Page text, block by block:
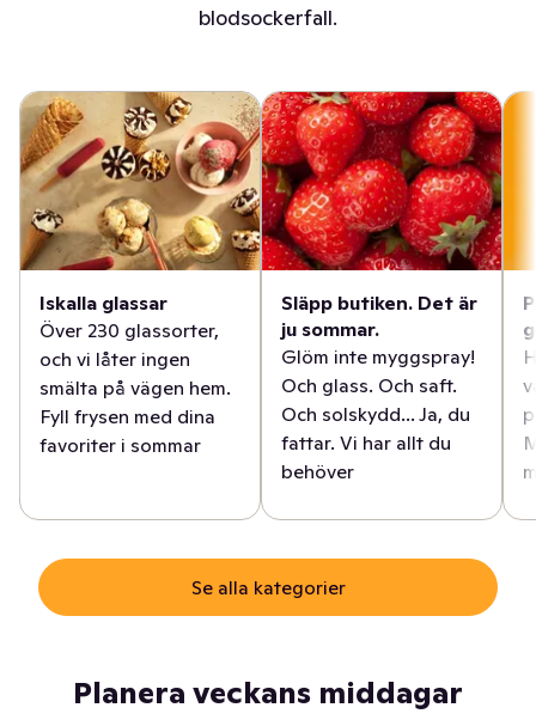
blodsockerfall.
Iskalla glassar
Över 230 glassorter,
och vi låter ingen
smälta på vägen hem.
Fyll frysen med dina
favoriter i sommar
Släpp butiken. Det är
ju sommar.
Glöm inte myggspray!
Och glass. Och saft.
Och solskydd... Ja, du
fattar. Vi har allt du
behöver
Se alla kategorier
Planera veckans middagar